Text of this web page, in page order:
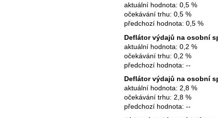
aktuální hodnota: 0,5 %
očekávání trhu: 0,5 %
předchozí hodnota: 0,5 %
Deflátor výdajů na osobní
aktuální hodnota: 0,2 %
očekávání trhu: 0,2 %
předchozí hodnota: --
Deflátor výdajů na osobní
aktuální hodnota: 2,8 %
očekávání trhu: 2,8 %
předchozí hodnota: --